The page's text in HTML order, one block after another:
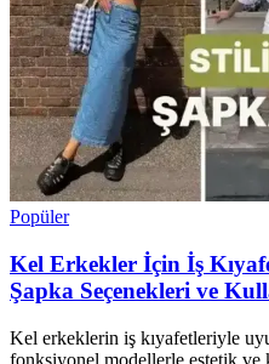
Popüler
Kel Erkekler İçin İş
Şapka Seçenekleri ve
Kel erkeklerin iş kıyafetleriyle
fonksiyonel modellerle estetik